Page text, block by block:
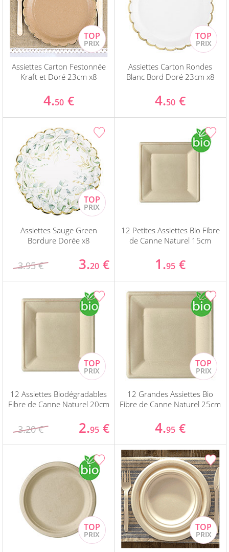
Assiettes Carton Festonnée
Kraft et Doré 23cm x8
4.50 €
Assiettes Carton Rondes
Blanc Bord Doré 23cm x8
4.50 €
Assiettes Sauge Green
Bordure Dorée x8
3.95 € 3.20 €
12 Petites Assiettes Bio Fibre
de Canne Naturel 15cm
1.95 €
12 Assiettes Biodégradables
Fibre de Canne Naturel 20cm
3.20 € 2.95 €
12 Grandes Assiettes Bio
Fibre de Canne Naturel 25cm
4.95 €